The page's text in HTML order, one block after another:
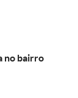
no bairro